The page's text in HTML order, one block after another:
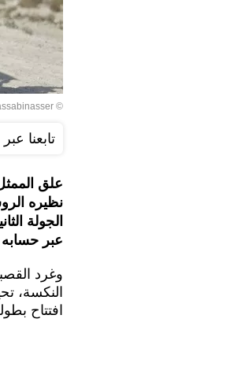
© Photo / Twitter/alqassabinasser
تابعنا عبر
علق
الجولة
عبر
وغرد
النكسة،
افتتاح